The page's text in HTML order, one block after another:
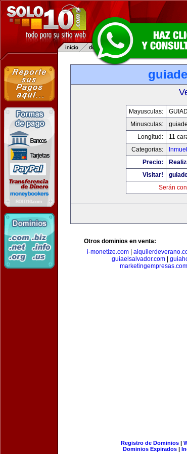
Mayusculas:
Minusculas:
Longitud:
11
Categorias:
Precio:
Visitar!
Serán
Otros dominios en venta:
i-monetize.com
guiaelsalvador.com|
marketingempresas.com
Registro de Dominios|
Dominios Expirados |